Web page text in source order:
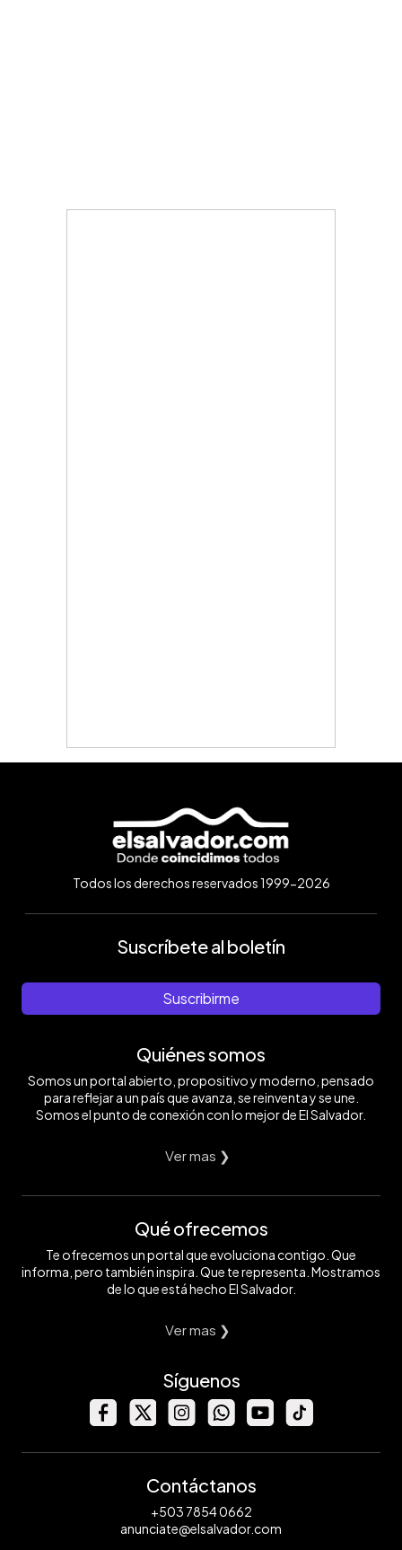
Todos los derechos reservados 1999-2026
Suscríbete al boletín
Suscribirme
Quiénes somos
Somos un portal abierto, propositivo y moderno, pensado
para reflejar a un país que avanza, se reinventa y se une.
Somos el punto de conexión con lo mejor de El Salvador.
Ver mas ❯
Qué ofrecemos
Te ofrecemos un portal que evoluciona contigo. Que
informa, pero también inspira. Que te representa. Mostramos
de lo que está hecho El Salvador.
Ver mas ❯
Síguenos
Contáctanos
+503 7854 0662
anunciate@elsalvador.com